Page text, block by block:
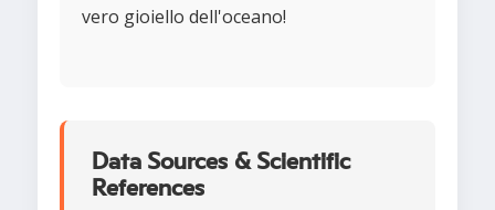
vero gioiello dell'oceano!
Data Sources & Scientific
References